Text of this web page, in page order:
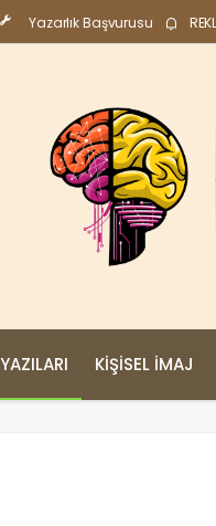
Yazarlık Başvurusu
KIŞISEL İMAJ